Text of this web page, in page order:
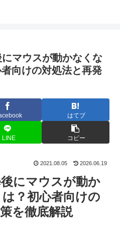
マウスが動かなくな
向けの対処法と再発
はてブ
LINE コピー
2021.08.05 2026.06.19
にマウスが動か
？初心者向けの
を徹底解説